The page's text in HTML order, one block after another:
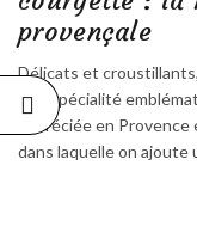
provençale
Délicats et
une spécialité
appréciée en
dans laquelle on ajoute